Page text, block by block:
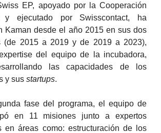
EP, apoyado por la Cooperación
y ejecutado por Swisscontact, ha
Kaman desde el año 2015 en sus dos
(de 2015 a 2019 y de 2019 a 2023),
del equipo de la incubadora,
las capacidades de los
y sus startups.
fase del programa, el equipo de
en 11 misiones junto a expertos
en áreas como: estructuración de los